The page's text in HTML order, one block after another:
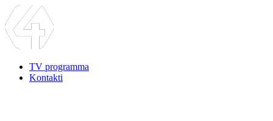
TV programma
Kontakti